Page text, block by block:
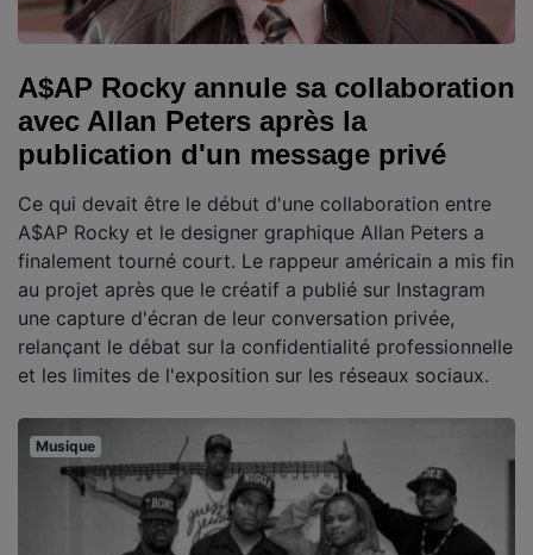
A$AP Rocky annule sa collaboration
avec Allan Peters après la
publication d'un message privé
Ce qui devait être le début d'une collaboration entre
A$AP Rocky et le designer graphique Allan Peters a
finalement tourné court. Le rappeur américain a mis fin
au projet après que le créatif a publié sur Instagram
une capture d'écran de leur conversation privée,
relançant le débat sur la confidentialité professionnelle
et les limites de l'exposition sur les réseaux sociaux.
Musique